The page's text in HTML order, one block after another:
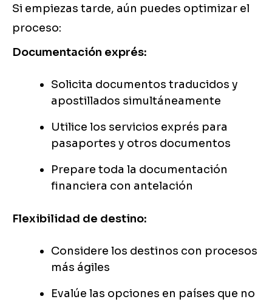
Si empiezas tarde, aún puedes optimizar el
proceso:
Documentación exprés:
Solicita documentos traducidos y
apostillados simultáneamente
Utilice los servicios exprés para
pasaportes y otros documentos
Prepare toda la documentación
financiera con antelación
Flexibilidad de destino:
Considere los destinos con procesos
más ágiles
Evalúe las opciones en países que no